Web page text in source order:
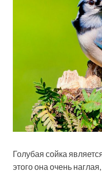
Голубая сойка
этого она очень